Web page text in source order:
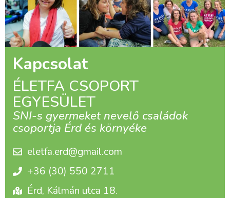
Kapcsolat
ÉLETFA CSOPORT
EGYESÜLET
SNI-s gyermeket nevelő családok
csoportja Érd és környéke
eletfa.erd@gmail.com
+36 (30) 550 2711
Érd, Kálmán utca 18.